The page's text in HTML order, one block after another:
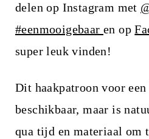
delen op Instagram met
#eenmooigebaar en op
super leuk vinden!
Dit haakpatroon voor
beschikbaar, maar is
qua tijd en materiaal om